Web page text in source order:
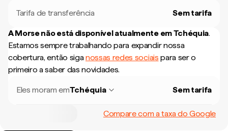
Tarifa de transferência Sem tarifa
A Morse não está disponível atualmente emTchéquia.
Estamos sempre trabalhando para expandir nossa
cobertura, então siganossas redes sociais para ser o
primeiro a saber das novidades.
Eles moram emTchéquia Sem tarifa
Compare com a taxa do Google